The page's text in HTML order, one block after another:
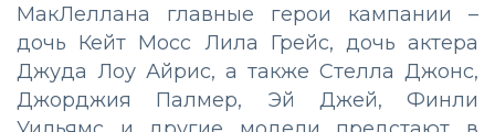
МакЛеллана главные герои кампании –
дочь Кейт Мосс Лила Грейс, дочь актера
Джуда Лоу Айрис, а также Стелла Джонс,
Джорджия Палмер, Эй Джей, Финли